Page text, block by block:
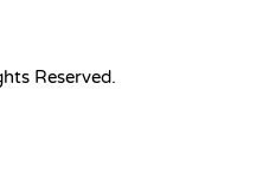
Reserved.